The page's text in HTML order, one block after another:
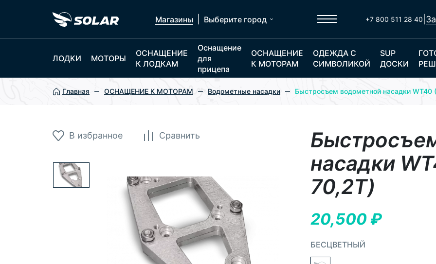
Магазины Выберите город +7 800 511 28 40
ЛОДКИ МОТОРЫ
ОСНАЩЕНИЕ
К ЛОДКАМ
Оснащение
для
прицепа
ОСНАЩЕНИЕ
К МОТОРАМ
ОДЕЖДА С
СИМВОЛИКОЙ
SUP
ДОСКИ
Главная ОСНАЩЕНИЕ К МОТОРАМ Водометные насадки Быстросъем водометной насадки WT40
Сравнить
В избранное
насадки
70,2Т)
20,500₽
БЕСЦВЕТНЫЙ